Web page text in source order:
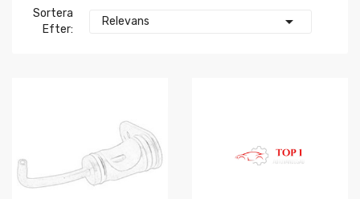
Sortera
Efter:
Relevans 